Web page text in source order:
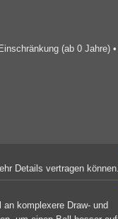
(ab 0 Jahre) •
Details vertragen können.
komplexere Draw- und